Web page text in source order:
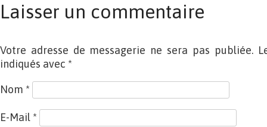
Laisser un commentaire
Votre adresse de messagerie ne sera pas publiée.
indiqués avec *
Nom *
E-Mail *